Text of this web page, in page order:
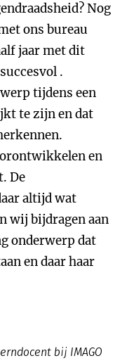
Nog
ons bureau
jaar met dit
.
tijdens een
te zijn en dat
en
De
altijd wat
wij bijdragen aan
onderwerp dat
en daar haar
bij IMAGO